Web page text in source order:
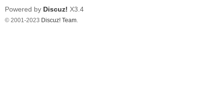
Powered by Discuz! X3.4
© 2001-2023 Discuz! Team